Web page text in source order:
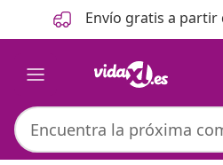
Anterior
Siguiente Envío gratis a partir